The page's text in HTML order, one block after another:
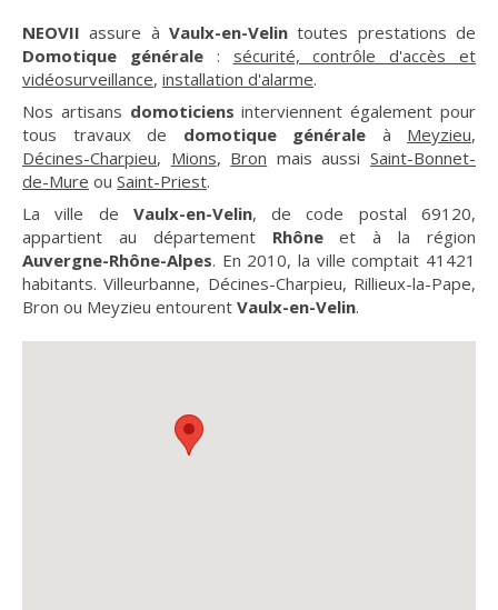
NEOVII assure à Vaulx-en-Velin toutes prestations de
Domotique générale: sécurité, contrôle d'accès et
vidéosurveillance, installation d'alarme.
Nos artisans domoticiens interviennent également pour
tous travaux de domotique générale à Meyzieu,
Décines-Charpieu, Mions, Bron mais aussiSaint-Bonnet-
de-Mure ou Saint-Priest.
La ville de Vaulx-en-Velin, de code postal 69120,
appartient au département Rhôneet à la région
Auvergne-Rhône-Alpes. En 2010, la ville comptait 41421
habitants. Villeurbanne, Décines-Charpieu, Rillieux-la-Pape,
Bron ou Meyzieu entourent Vaulx-en-Velin.